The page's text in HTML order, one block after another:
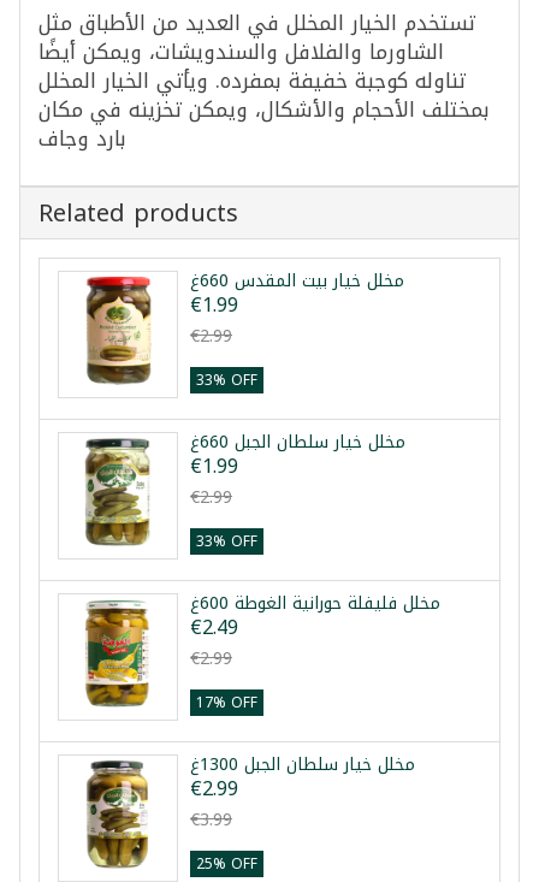
تستخدم الخيار المخلل في العديد من الأطباق مثل
الشاورما والفلافل والسندويشات، ويمكن أيضًا
تناوله كوجبة خفيفة بمفرده. ويأتي الخيار المخلل
بمختلف الأحجام والأشكال، ويمكن تخزينه في مكان
بارد وجاف
Related products
مخلل خيار بيت المقدس 660غ
€1.99
€2.99
33% OFF
مخلل خيار سلطان الجبل 660غ
€1.99
€2.99
33% OFF
مخلل فليفلة حورانية الغوطة 600غ
€2.49
€2.99
17% OFF
مخلل خيار سلطان الجبل 1300غ
€2.99
€3.99
25% OFF